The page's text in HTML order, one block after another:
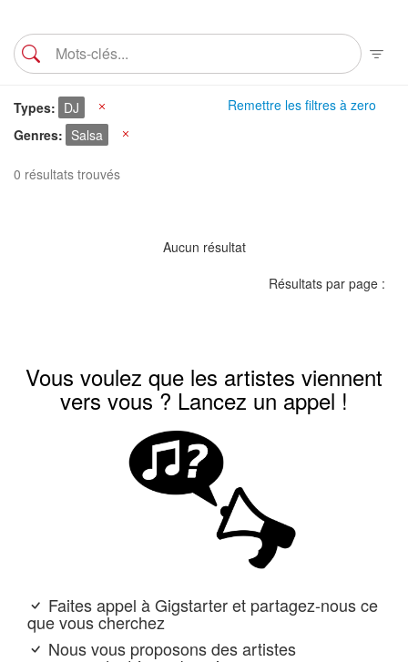
Remettre les filtres à zero
Types DJ
Genres
Salsa
0 résultats trouvés
Aucun résultat
Résultats par page :
Vous voulez que les artistes viennent
vers vous ? Lancez un appel !
Faites appel à Gigstarter et partagez-nous ce
que vous cherchez
Nous vous proposons des artistes